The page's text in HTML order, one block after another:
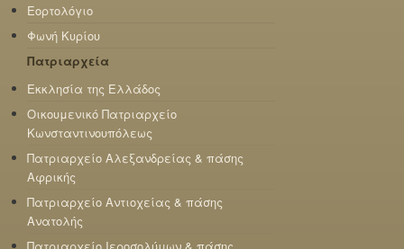
Εορτολόγιο
Φωνή Κυρίου
Πατριαρχεία
Εκκλησία της Ελλάδος
Οικουμενικό Πατριαρχείο
Κωνσταντινουπόλεως
Πατριαρχείο Αλεξανδρείας & πάσης
Αφρικής
Πατριαρχείο Αντιοχείας & πάσης
Ανατολής
Πατριαρχείο Ιεροσολύμων & πάσης